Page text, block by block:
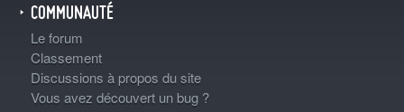
COMMUNAUTÉ
Le forum
Classement
Discussions à propos du site
Vous avez découvert un bug ?